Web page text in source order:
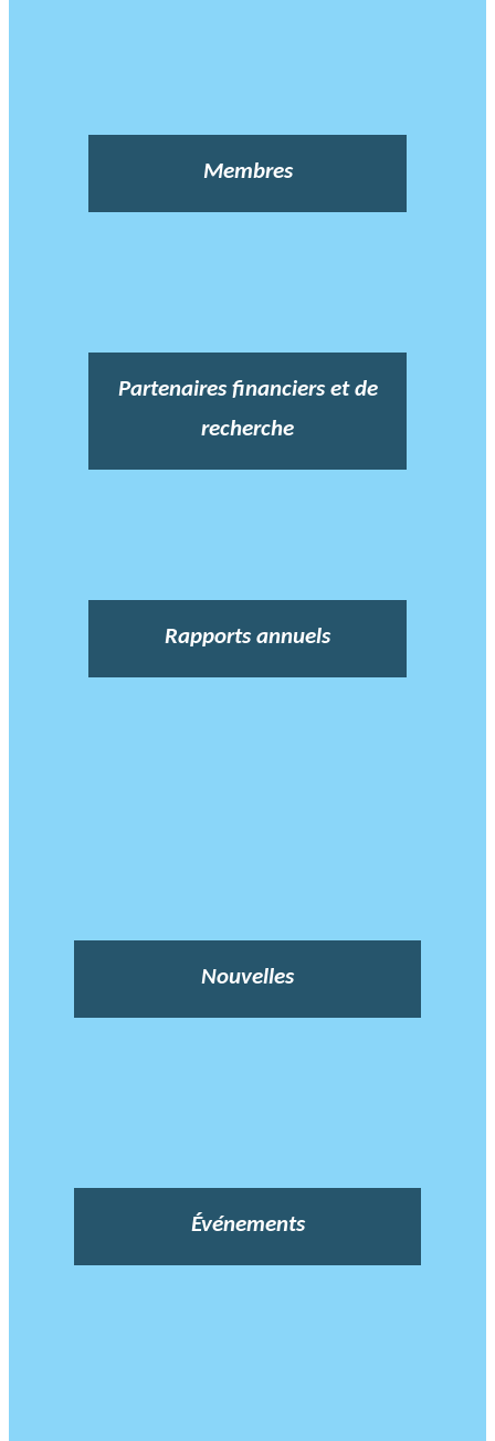
Membres
Partenaires financiers et de
recherche
Rapports annuels
Nouvelles
Événements